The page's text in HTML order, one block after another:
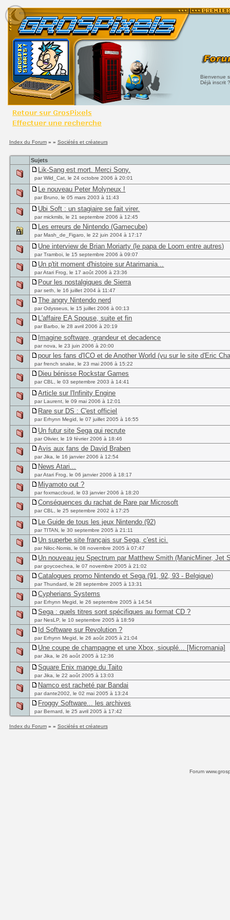
Bienvenue
Déjà inscrit
Index du Forum» » Sociétés et créateurs
Sujets
Lik-Sang est mort. Merci Sony.
par Wild_Cat, le 24 octobre 2006 à 20:01
Le nouveau Peter Molyneux !
par Bruno, le 05 mars 2003 à 11:43
Ubi Soft : un stagiaire se fait virer.
par mickmils, le 21 septembre 2006 à 12:45
Les erreurs de Nintendo (Gamecube)
par Mash_de_Figaro, le 22 juin 2004 à 17:17
Une interview de Brian Moriarty (le papa de Loom entre autres)
par Tramboi, le 15 septembre 2006 à 09:07
Un p'tit moment d'histoire sur Atarimania...
par Atari Frog, le 17 août 2006 à 23:36
Pour les nostalgiques de Sierra
par seth, le 16 juillet 2004 à 11:47
The angry Nintendo nerd
par Odysseus, le 15 juillet 2006 à 00:13
L'affaire EA Spouse, suite et fin
par Barbo, le 28 avril 2006 à 20:19
Imagine software, grandeur et decadence
par nova, le 23 juin 2006 à 20:00
pour les fans d'ICO et de Another World (vu sur le site d'Eric
par french snake, le 23 mai 2006 à 15:22
Dieu bénisse Rockstar Games
par CBL, le 03 septembre 2003 à 14:41
Article sur l'Infinity Engine
par Laurent, le 09 mai 2006 à 12:01
Rare sur DS : C'est officiel
par Erhynn Megid, le 07 juillet 2005 à 16:55
Un futur site Sega qui recrute
par Olivier, le 19 février 2006 à 18:46
Avis aux fans de David Braben
par Jika, le 16 janvier 2006 à 12:54
News Atari...
par Atari Frog, le 06 janvier 2006 à 18:17
Miyamoto out ?
par foxmaccloud, le 03 janvier 2006 à 18:20
Conséquences du rachat de Rare par Microsoft
par CBL, le 25 septembre 2002 à 17:25
Le Guide de tous les jeux Nintendo (92)
par TITAN, le 30 septembre 2005 à 21:11
Un superbe site français sur Sega, c'est ici.
par Niloc-Nomis, le 08 novembre 2005 à 07:47
Un nouveau jeu Spectrum par Matthew Smith (ManicMiner, Jet
par goycoechea, le 07 novembre 2005 à 21:02
Catalogues promo Nintendo et Sega (91, 92, 93 - Belgique)
par Thundard, le 28 septembre 2005 à 13:31
Cypherians Systems
par Erhynn Megid, le 26 septembre 2005 à 14:54
Sega : quels titres sont spécifiques au format CD ?
par NesLP, le 10 septembre 2005 à 18:59
Id Software sur Revolution ?
par Erhynn Megid, le 26 août 2005 à 21:04
Une coupe de champagne et une Xbox, siouplé... [Micromania]
par Jika, le 26 août 2005 à 12:36
Square Enix mange du Taito
par Jika, le 22 août 2005 à 13:03
Namco est racheté par Bandai
par dante2002, le 02 mai 2005 à 13:24
Froggy Software... les archives
par Bernard, le 25 avril 2005 à 17:42
Index du Forum» » Sociétés et créateurs
Forum